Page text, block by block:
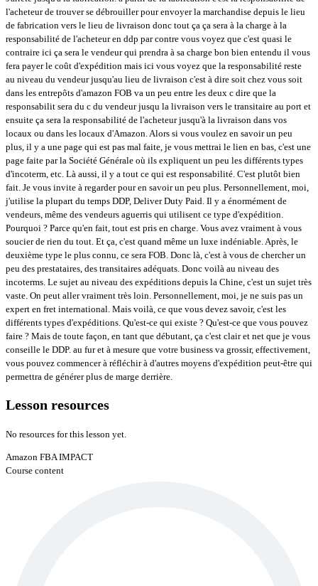
l'acheteur de trouver se débrouiller pour envoyer la marchandise depuis le lieu
de fabrication vers le lieu de livraison donc tout ça ça sera à la charge à la
responsabilité de l'acheteur en ddp par contre vous voyez que c'est quasi le
contraire ici ça sera le vendeur qui prendra à sa charge bon bien entendu il vous
fera payer le coût d'expédition mais ici vous voyez que la responsabilité reste
au niveau du vendeur jusqu'au lieu de livraison c'est à dire soit chez vous soit
dans les entrepôts d'amazon FOB va un peu entre les deux c dire que la
responsabilit sera du c du vendeur jusqu la livraison vers le transitaire au port et
ensuite ça sera la responsabilité de l'acheteur jusqu'à la livraison dans vos
locaux ou dans les locaux d'Amazon. Alors si vous voulez en savoir un peu
plus, il y a une page qui est pas mal faite, je vous mettrai le lien en bas, c'est une
page faite par la Société Générale où ils expliquent un peu les différents types
d'incoterm, etc. Là aussi, il y a tout ce qui est responsabilité. C'est plutôt bien
fait. Je vous invite à regarder pour en savoir un peu plus. Personnellement, moi,
j'utilise la plupart du temps DDP, Deliver Duty Paid. Il y a énormément de
vendeurs, même des vendeurs aguerris qui utilisent ce type d'expédition.
Pourquoi ? Parce qu'en fait, tout est pris en charge. Vous avez vraiment à vous
soucier de rien du tout. Et ça, c'est quand même un luxe indéniable. Après, le
deuxième type le plus connu, ce sera FOB. Donc là, c'est à vous de chercher un
peu des prestataires, des transitaires adéquats. Donc voilà au niveau des
incoterms. Le sujet au niveau des expéditions depuis la Chine, c'est un sujet très
vaste. On peut aller vraiment très loin. Personnellement, moi, je ne suis pas un
expert en fret international. Mais voilà, ce que vous devez savoir, c'est les
différents types d'expéditions. Qu'est-ce qui existe ? Qu'est-ce que vous pouvez
faire ? Mais de toute façon, en tant que débutant, ça c'est clair et net que je vous
conseille le DDP. au fur et à mesure que votre business va grossir, effectivement,
vous pouvez commencer à réfléchir à d'autres moyens d'expédition peut-être qui
permettra de générer plus de marge derrière.
Lesson resources
No resources for this lesson yet.
Amazon FBA IMPACT
Course content